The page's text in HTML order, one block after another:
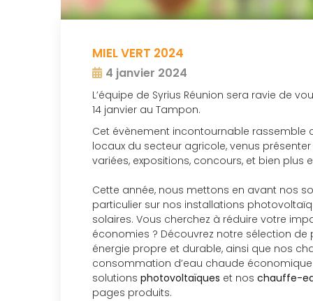
MIEL VERT 2024
4 janvier 2024
L’équipe de Syrius Réunion sera ravie de
14 janvier au Tampon.
Cet évènement incontournable rassemble
locaux du secteur agricole, venus
variées, expositions, concours, et bien plus
Cette année, nous mettons en avant nos
particulier sur nos installations
solaires. Vous cherchez à réduire votre
économies ? Découvrez notre sélection
énergie propre et durable, ainsi que nos
consommation d’eau chaude
solutions photovoltaïques et nos chauffe-
pages produits.